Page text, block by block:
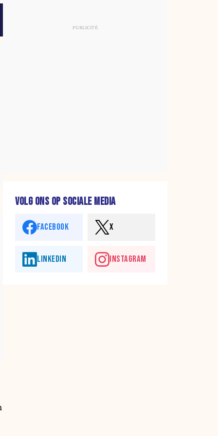
VOLG ONS OP SOCIALE MEDIA
FACEBOOK X
LINKEDIN INSTAGRAM